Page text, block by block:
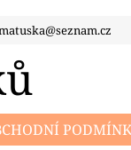
@seznam.cz